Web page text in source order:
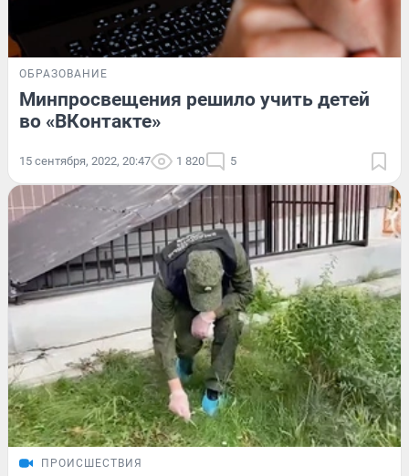
ОБРАЗОВАНИЕ
Минпросвещения решило учить детей
во «ВКонтакте»
15 сентября, 2022, 20:47 1 820 5
ПРОИСШЕСТВИЯ